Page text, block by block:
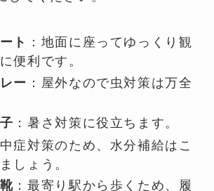
ト ：地面に座ってゆっくり観
便利です。
ー ：屋外なので虫対策は万全
：暑さ対策に役立ちます。
中症対策のため、水分補給はこ
しょう。
：最寄り駅から歩くため、履